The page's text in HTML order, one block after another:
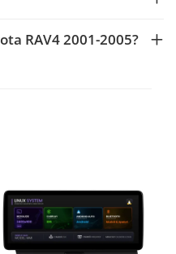
RAV4 2001-2005?